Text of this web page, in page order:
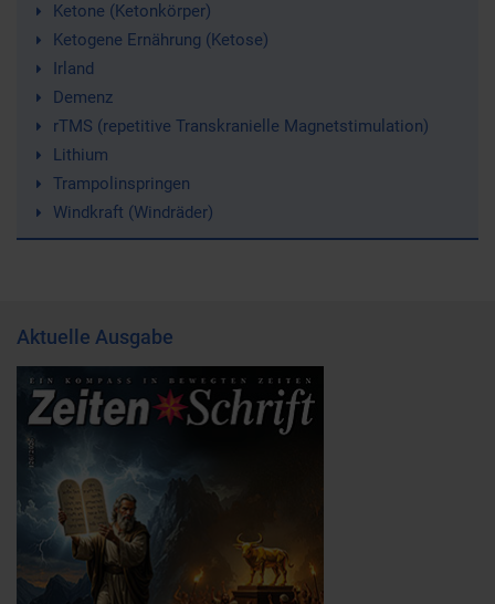
Ketone (Ketonkörper)
Ketogene Ernährung (Ketose)
Irland
Demenz
rTMS (repetitive Transkranielle Magnetstimulation)
Lithium
Trampolinspringen
Windkraft (Windräder)
Aktuelle Ausgabe